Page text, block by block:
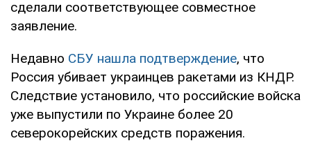
сделали соответствующее совместное
заявление.
Недавно СБУ нашла подтверждение, что
Россия убивает украинцев ракетами из КНДР.
Следствие установило, что российские войска
уже выпустили по Украине более 20
северокорейских средств поражения.